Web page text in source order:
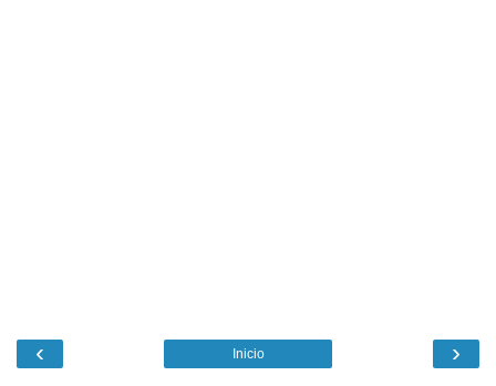
‹ ›
Inicio